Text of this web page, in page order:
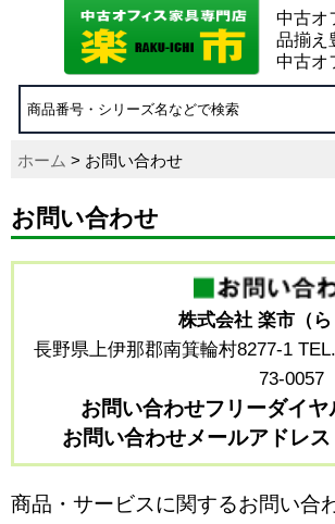
中古オ
品揃え
中古オ
ホーム > お問い合わせ
お問い合わせ
株式会社 楽市（ら
長野県上伊那郡南箕輪村8277-1
73-0057
お問い合わせフリーダイ
お問い合わせメールアドレス
商品・サービスに関するお問い合